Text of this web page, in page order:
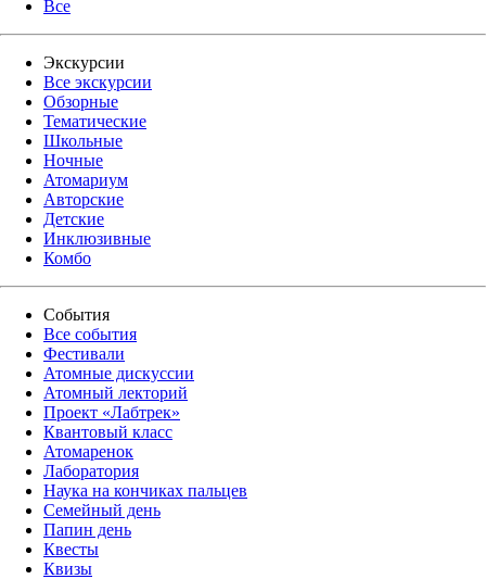
Все
Экскурсии
Все экскурсии
Обзорные
Тематические
Школьные
Ночные
Атомариум
Авторские
Детские
Инклюзивные
Комбо
События
Все события
Фестивали
Атомные дискуссии
Атомный лекторий
Проект «Лабтрек»
Квантовый класс
Атомаренок
Лаборатория
Наука на кончиках пальцев
Семейный день
Папин день
Квесты
Квизы